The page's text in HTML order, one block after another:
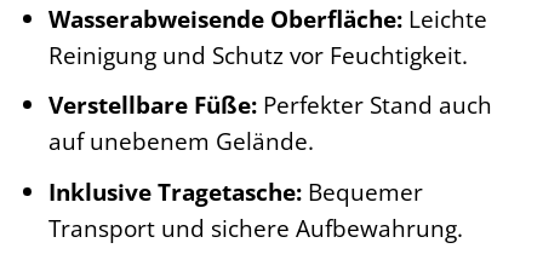
Wasserabweisende Oberfläche:Leichte
Reinigung und Schutz vor Feuchtigkeit.
Verstellbare Füße:Perfekter Stand auch
auf unebenem Gelände.
Inklusive Tragetasche:Bequemer
Transport und sichere Aufbewahrung.